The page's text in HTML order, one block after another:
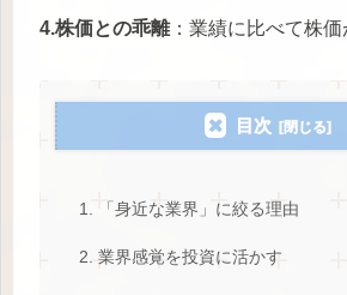
4.株価との乖離：業績に比べて株
目次
1. 「身近な業界」に絞る理由
2. 業界感覚を投資に活かす